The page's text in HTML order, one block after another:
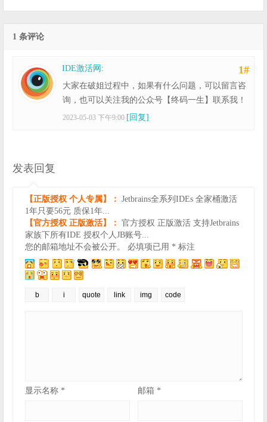
1 条评论
1#
IDE激活网 :
大家在破姐过程中，如果有什么问题，可以留言咨
询，也可以关注我的公众号【终码一生】联系我！
2023-05-03 下午9:00 [回复]
发表回复
【正版授权 个人专属】： Jetbrains全系列IDEs 全家桶激活
1年只要56元 质保1年...
【官方授权 正版激活】： 官方授权 正版激活 支持Jetbrains
家族下所有IDE 授权个人JB账号...
您的邮箱地址不会被公开。
必填项已用 * 标注
显示名称 * 邮箱 *